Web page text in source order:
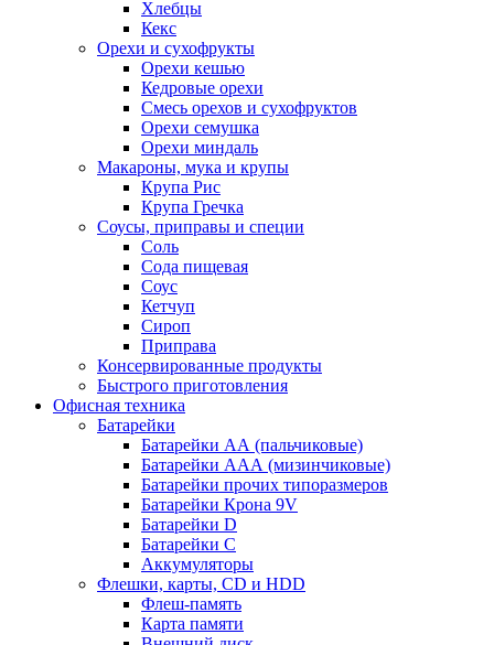
Хлебцы
Кекс
Орехи и сухофрукты
Орехи кешью
Кедровые орехи
Смесь орехов и сухофруктов
Орехи семушка
Орехи миндаль
Макароны, мука и крупы
Крупа Рис
Крупа Гречка
Соусы, приправы и специи
Соль
Сода пищевая
Соус
Кетчуп
Сироп
Приправа
Консервированные продукты
Быстрого приготовления
Офисная техника
Батарейки
Батарейки АА (пальчиковые)
Батарейки ААА (мизинчиковые)
Батарейки прочих типоразмеров
Батарейки Крона 9V
Батарейки D
Батарейки С
Аккумуляторы
Флешки, карты, CD и HDD
Флеш-память
Карта памяти